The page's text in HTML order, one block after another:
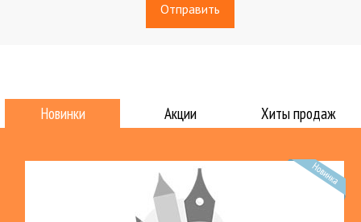
Новинки Акции Хиты продаж